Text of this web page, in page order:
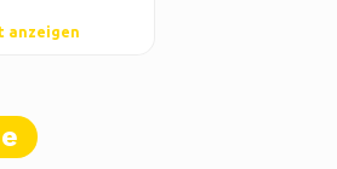
anzeigen